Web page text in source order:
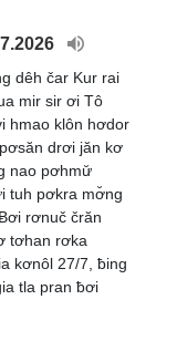
dêh čar Kur rai
mir sir ơi Tô
hmao klôn hơdor
drơi jăn kơ
nao pơhmư̆
tuh pơkra mơ̆ng
rơnuč črăn
tơhan rơka
kơnôl 27/7, ƀing
tla pran ƀơi